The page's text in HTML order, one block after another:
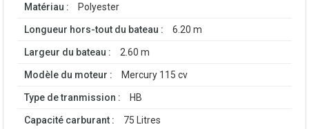
Matériau : Polyester
Longueur hors-tout du bateau : 6.20 m
Largeur du bateau : 2.60 m
Modèle du moteur : Mercury 115 cv
Type de tranmission : HB
Capacité carburant : 75 Litres